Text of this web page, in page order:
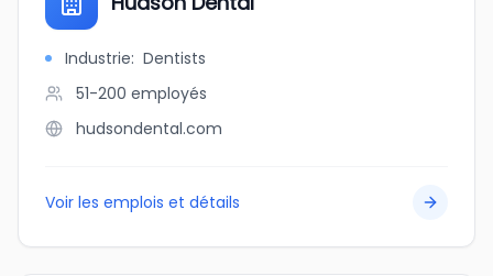
Industrie: Dentists
51-200 employés
hudsondental.com
Voir les emplois et détails